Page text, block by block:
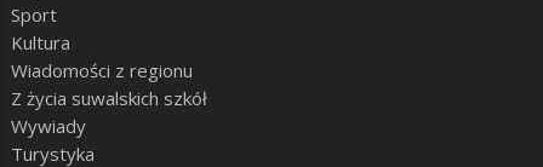
Sport
Kultura
Wiadomości z regionu
Z życia suwalskich szkół
Wywiady
Turystyka